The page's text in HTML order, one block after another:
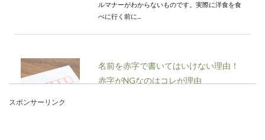
ルマナーがわからないものです。実際に洋食を食
べに行く前に...
名前を赤字で書いてはいけない理由！
赤字がNGなのはコレが理由
スポンサーリンク